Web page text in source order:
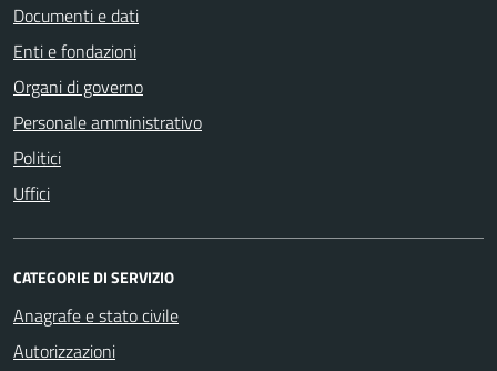
Documenti e dati
Enti e fondazioni
Organi di governo
Personale amministrativo
Politici
Uffici
CATEGORIE DI SERVIZIO
Anagrafe e stato civile
Autorizzazioni